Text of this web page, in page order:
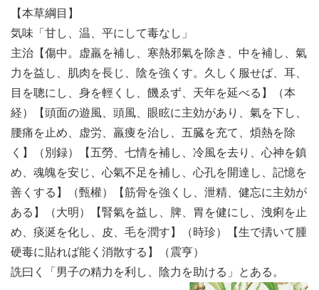
【本草綱目】
気味「甘し、温、平にして毒なし」
主治【傷中。虚羸を補し、寒熱邪氣を除き、中を補し、氣
力を益し、肌肉を長じ、陰を強くす。久しく服せば、耳、
目を聰にし、身を輕くし、饑ゑず、天年を延べる】（本
経）【頭面の遊風、頭風、眼眩に主効があり、氣を下し、
腰痛を止め、虚労、羸痩を治し、五臓を充て、煩熱を除
く】（別録）【五勞、七情を補し、冷風を去り、心神を鎮
め、魂魄を安じ、心氣不足を補し、心孔を開達し、記憶を
善くする】（甄權）【筋骨を強くし、泄精、健忘に主効が
ある】（大明）【腎氣を益し、脾、胃を健にし、洩痢を止
め、痰涎を化し、皮、毛を潤す】（時珍）【生で擣いて腫
硬毒に貼れば能く消散する】（震亨）
詵曰く「男子の精力を利し、陰力を助ける」とある。